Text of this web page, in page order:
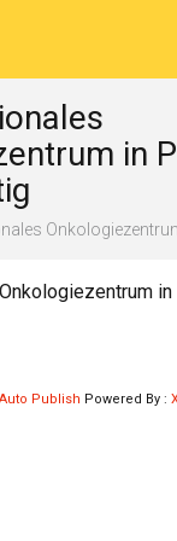
in
Publish Powered By :